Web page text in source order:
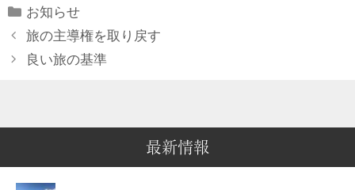
Categories
お知らせ
旅の主導権を取り戻す
良い旅の基準
最新情報